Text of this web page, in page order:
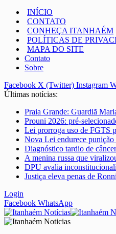
INÍCIO
CONTATO
CONHEÇA ITANHAÉM
POLÍTICAS DE
MAPA DO SITE
Contato
Sobre
Facebook X (Twitter) Instagram
Últimas notícias:
Praia Grande: Guardiã
Prouni 2026: pré-
Lei prorroga uso de FGTS
Nova Lei endurece
Diagnóstico tardio de
A menina russa que
DPU avalia
Justiça eleva penas de
Login
Facebook WhatsApp